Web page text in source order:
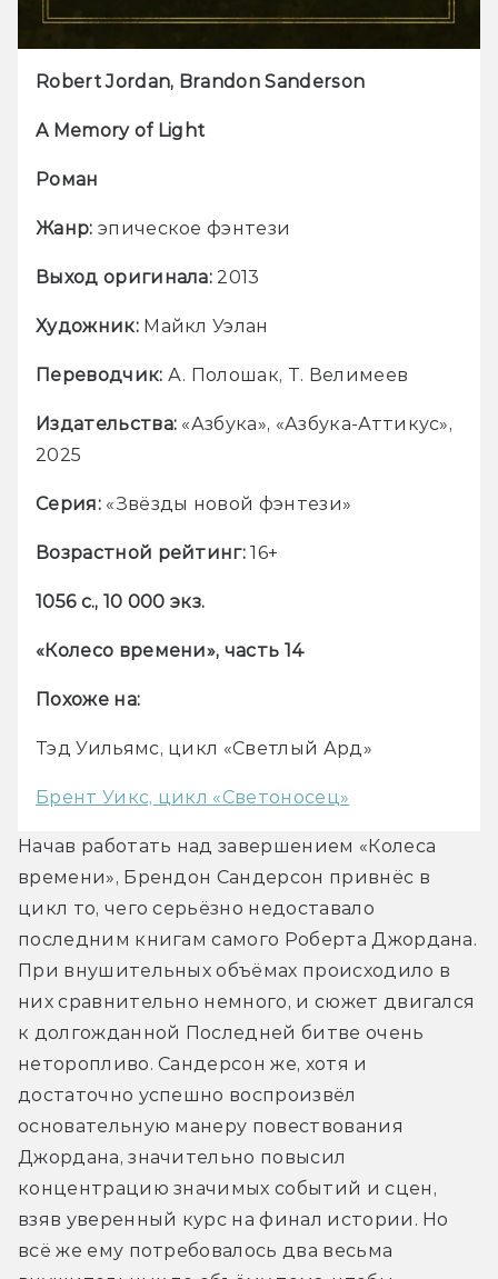
Robert Jordan, Brandon Sanderson
A Memory of Light
Роман
Жанр: эпическое фэнтези
Выход оригинала: 2013
Художник: Майкл Уэлан
Переводчик: А. Полошак, Т. Велимеев
Издательства: «Азбука», «Азбука-Аттикус»,
2025
Серия: «Звёзды новой фэнтези»
Возрастной рейтинг: 16+
1056 с., 10 000 экз.
«Колесо времени», часть 14
Похоже на:
Тэд Уильямс, цикл «Светлый Ард»
Брент Уикс, цикл «Светоносец»
Начав работать над завершением «Колеса
времени», Брендон Сандерсон привнёс в
цикл то, чего серьёзно недоставало
последним книгам самого Роберта Джордана.
При внушительных объёмах происходило в
них сравнительно немного, и сюжет двигался
к долгожданной Последней битве очень
неторопливо. Сандерсон же, хотя и
достаточно успешно воспроизвёл
основательную манеру повествования
Джордана, значительно повысил
концентрацию значимых событий и сцен,
взяв уверенный курс на финал истории. Но
всё же ему потребовалось два весьма